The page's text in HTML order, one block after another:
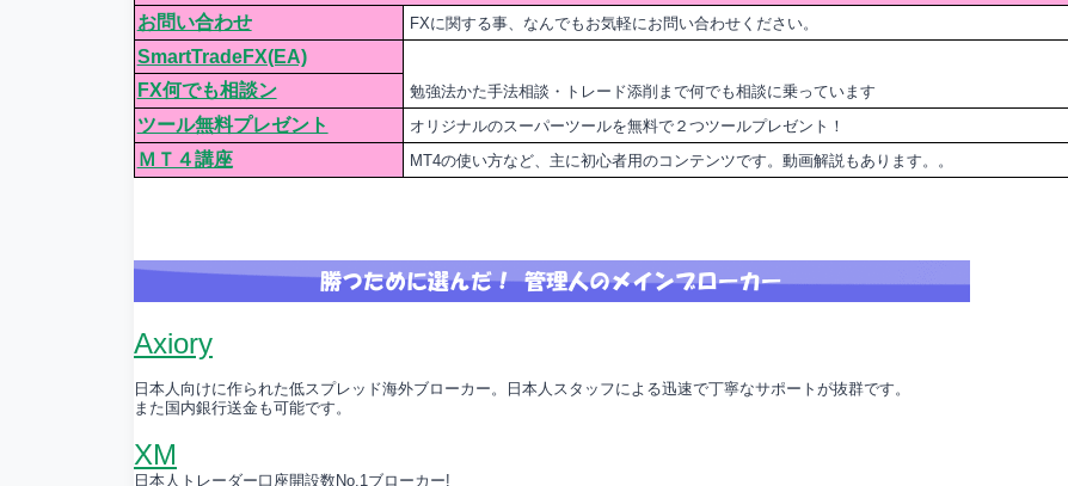
お問い合わせ
FXに関する事、なんでもお気軽にお問い合わせください。
SmartTradeFX(EA)
FX何でも相談ン
勉強法かた手法相談・トレード添削まで何でも相談に乗っています
ツール無料プレゼント オリジナルのスーパーツールを無料で２つツールプレゼント！
ＭＴ４講座 MT4の使い方など、主に初心者用のコンテンツです。動画解説もあります。。
Axiory
日本人向けに作られた低スプレッド海外ブローカー。日本人スタッフによる迅速で丁寧なサポートが抜群です。
また国内銀行送金も可能です。
XM
日本人トレーダー口座開設数No.1ブローカー!